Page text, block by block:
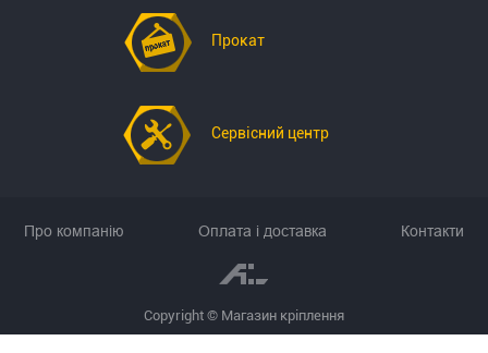
Прокат
Сервісний центр
Copyright © Магазин кріплення
Про компанію Оплата і доставка Контакти